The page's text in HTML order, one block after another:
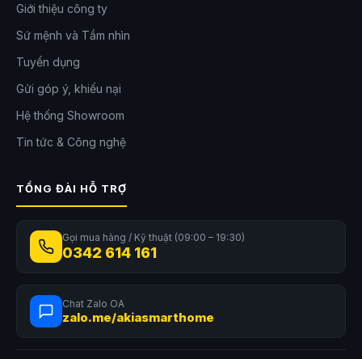
Giới thiệu công ty
Sứ mệnh và Tầm nhìn
Tuyển dụng
Gửi góp ý, khiếu nại
Hệ thống Showroom
Tin tức & Công nghệ
TỔNG ĐÀI HỖ TRỢ
Gọi mua hàng / Kỹ thuật (09:00 – 19:30)
0342 614 161
Chat Zalo OA
zalo.me/akiasmarthome